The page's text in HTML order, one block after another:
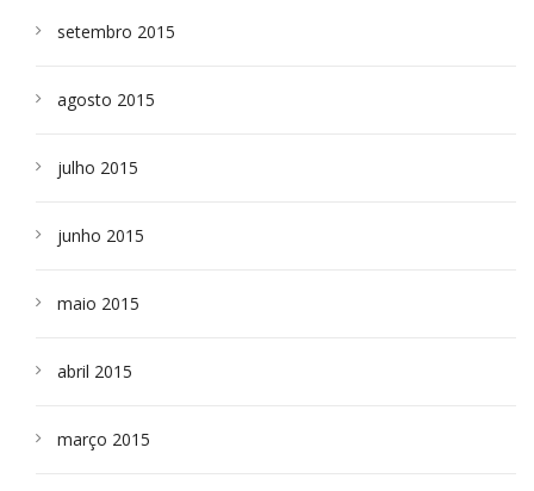
setembro 2015
agosto 2015
julho 2015
junho 2015
maio 2015
abril 2015
março 2015